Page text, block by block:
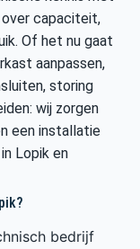
over capaciteit,
Of het nu gaat
aanpassen,
storing
wij zorgen
een installatie
Lopik en
bedrijf